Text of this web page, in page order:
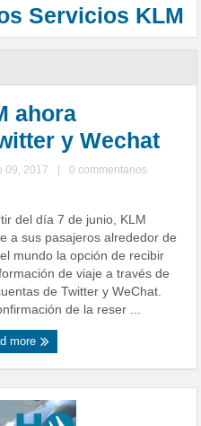
Servicios KLM
ahora
y Wechat
09, 2017
0 commentarios
del día 7 de junio, KLM
a sus pasajeros alrededor de
mundo la opción de recibir
de viaje a través de
de Twitter y WeChat.
de la reser ...
more